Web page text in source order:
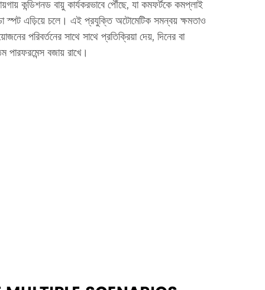
কন্ডিশনড বায়ু কার্যকরভাবে পৌঁছে, যা কমফর্টকে কমপ্লাই
স্পট এড়িয়ে চলে। এই প্রযুক্তি অটোমেটিক সমন্বয় ক্ষমতাও
পরিবর্তনের সাথে সাথে প্রতিক্রিয়া দেয়, দিনের বা
পারফরমেন্স বজায় রাখে।